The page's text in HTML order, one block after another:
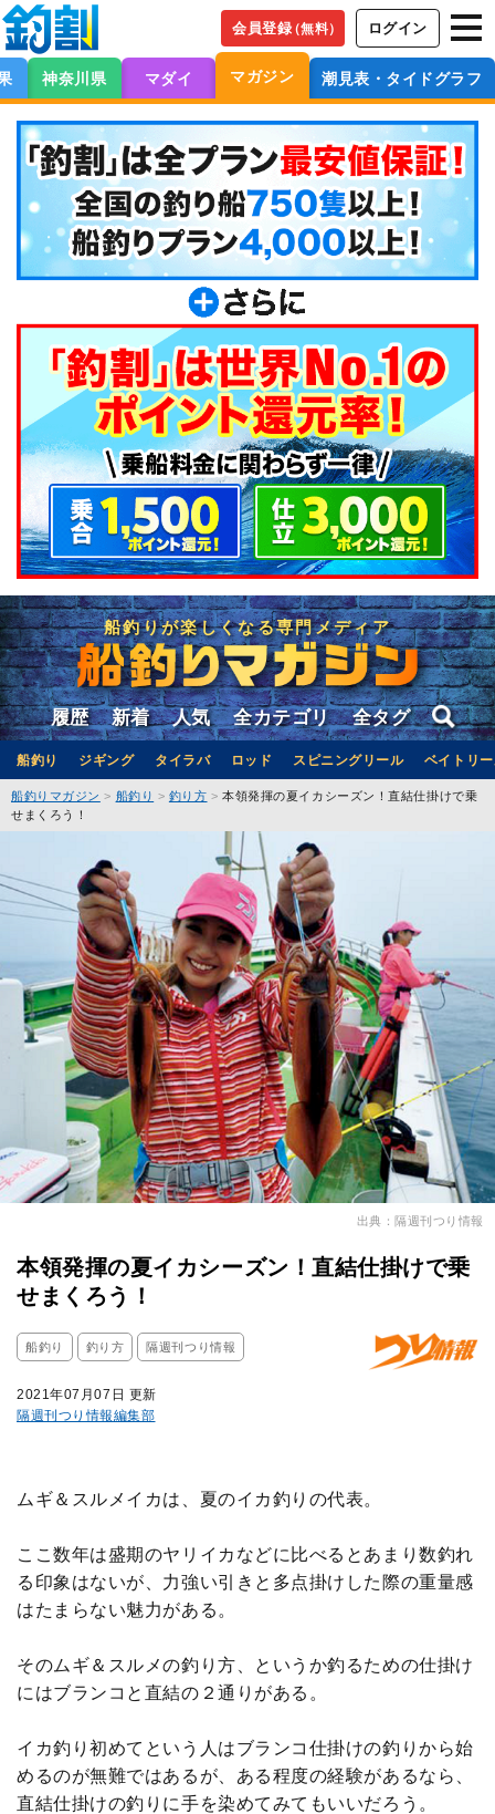
会員登録（無料） ログイン
神奈川県 マダイ マガジン 潮見表・タイドグラフ
船釣りが楽しくなる専門メディア
履歴 新着 人気 全カテゴリ 全タグ
船釣り ジギング タイラバ ロッド スピニングリール ベイトリ
船釣りマガジン 船釣り 釣り方
本領発揮の夏イカシーズン！直結仕掛けで乗
せまくろう！
出典：隔週刊つり情報
本領発揮の夏イカシーズン！直結仕掛けで乗
せまくろう！
船釣り 釣り方 隔週刊つり情報
2021年07月07日 更新
隔週刊つり情報編集部
ムギ＆スルメイカは、夏のイカ釣りの代表。
ここ数年は盛期のヤリイカなどに比べるとあまり数釣れ
る印象はないが、力強い引きと多点掛けした際の重量感
はたまらない魅力がある。
そのムギ＆スルメの釣り方、というか釣るための仕掛け
にはブランコと直結の２通りがある。
イカ釣り初めてという人はブランコ仕掛けの釣りから始
めるのが無難ではあるが、ある程度の経験があるなら、
直結仕掛けの釣りに手を染めてみてもいいだろう。